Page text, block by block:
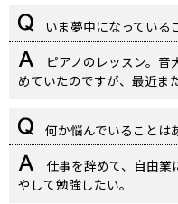
いま夢中になっている
ピアノのレッスン。音
めていたのですが、最近ま
何か悩んでいることは
仕事を辞めて、自由業
やして勉強したい。